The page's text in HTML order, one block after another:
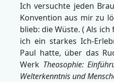
Ich versuchte jeden
Konvention aus mir zu
blieb: die Wüste. ( Als
ich ein starkes Ich-
Paul hatte, über das
Werk Theosophie:
Welterkenntnis und